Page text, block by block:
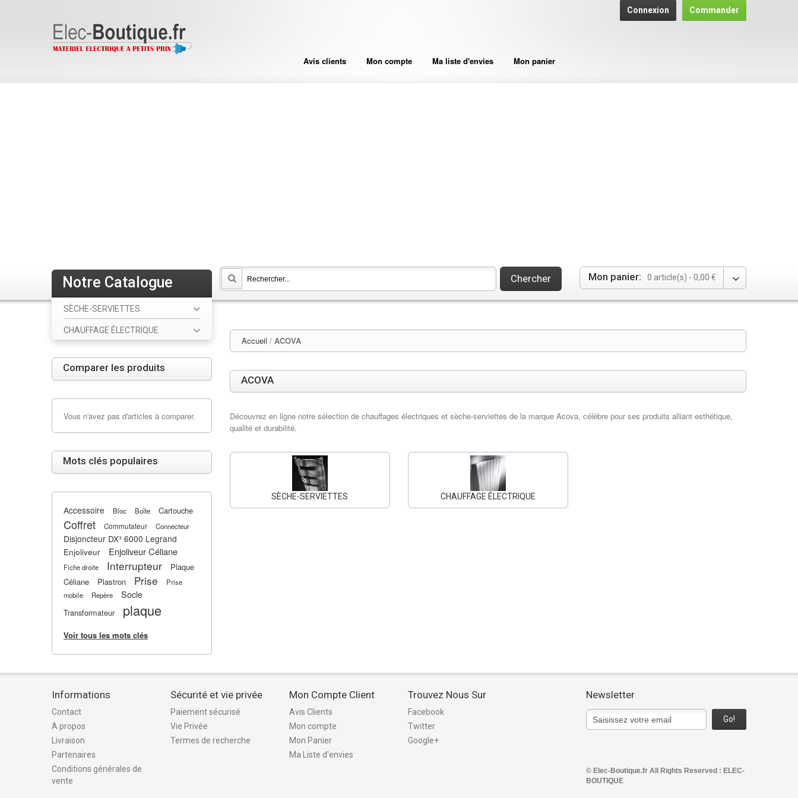
Connexion Commander
Avis clients Mon compte Ma liste d'envies Mon panier
Mon panier: 0 article(s) - 0,00 €
Chercher
Accueil / ACOVA
ACOVA
Découvrez en ligne notre sélection de chauffages électriques et sèche-serviettes de la marque Acova, célèbre pour ses produits alliant esthétique,
qualité et durabilité.
SÈCHE-SERVIETTES CHAUFFAGE ÉLECTRIQUE
Notre Catalogue
SÈCHE-SERVIETTES
CHAUFFAGE ÉLECTRIQUE
Comparer les produits
Vous n'avez pas d'articles à comparer.
Mots clés populaires
Accessoire Bloc Boîte Cartouche
Coffret Commutateur Connecteur
Disjoncteur DX³ 6000 Legrand
Enjoliveur
Enjoliveur Céliane
Fiche droite Interrupteur
Plaque
Céliane
Plastron Prise
Prise
mobile
Repère Socle
Transformateur plaque
Voir tous les mots clés
Informations
Contact
A propos
Livraison
Partenaires
Conditions générales de
vente
Sécurité et vie privée
Paiement sécurisé
Vie Privée
Termes de recherche
Mon Compte Client
Avis Clients
Mon compte
Mon Panier
Ma Liste d'envies
Trouvez Nous Sur
Facebook
Twitter
Google+
Newsletter
Go!
© Elec-Boutique.fr All Rights Reserved : ELEC-
BOUTIQUE